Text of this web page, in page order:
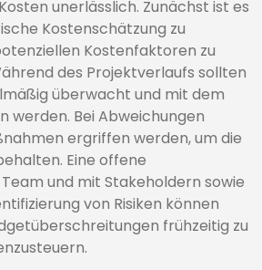
unerlässlich. Zunächst ist es
Kostenschätzung zu
Kostenfaktoren zu
des Projektverlaufs sollten
überwacht und mit dem
werden. Bei Abweichungen
ergriffen werden, um die
Eine offene
und mit Stakeholdern sowie
von Risiken können
frühzeitig zu